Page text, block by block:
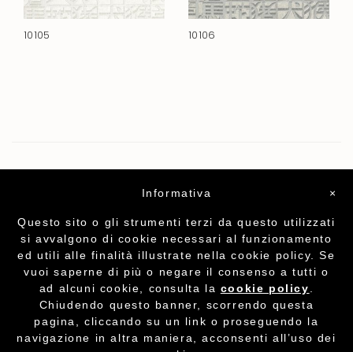
10105 10106
Partita I.V.A. - cod.fisc. 01212070153- Cookie
Policy
×
Informativa
Questo sito o gli strumenti terzi da questo utilizzati
si avvalgono di cookie necessari al funzionamento
ed utili alle finalità illustrate nella cookie policy. Se
vuoi saperne di più o negare il consenso a tutti o
ad alcuni cookie, consulta la cookie policy
Chiudendo questo banner, scorrendo questa
pagina, cliccando su un link o proseguendo la
navigazione in altra maniera, acconsenti all’uso dei